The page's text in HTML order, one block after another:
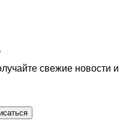
свежие новости и